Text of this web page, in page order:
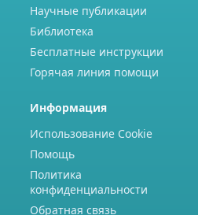
Научные публикации
Библиотека
Бесплатные инструкции
Горячая линия помощи
Информация
Использование Cookie
Помощь
Политика
конфиденциальности
Обратная связь